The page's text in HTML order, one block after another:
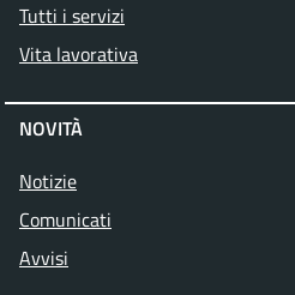
Tutti i servizi
Vita lavorativa
NOVITÀ
Notizie
Comunicati
Avvisi